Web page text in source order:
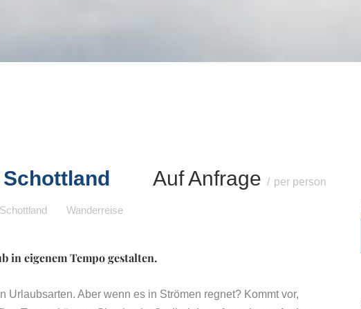
Auf Anfrage per person
Schottland Wanderreise
in eigenem Tempo gestalten.
Urlaubsarten. Aber wenn es in Strömen regnet? Kommt vor,